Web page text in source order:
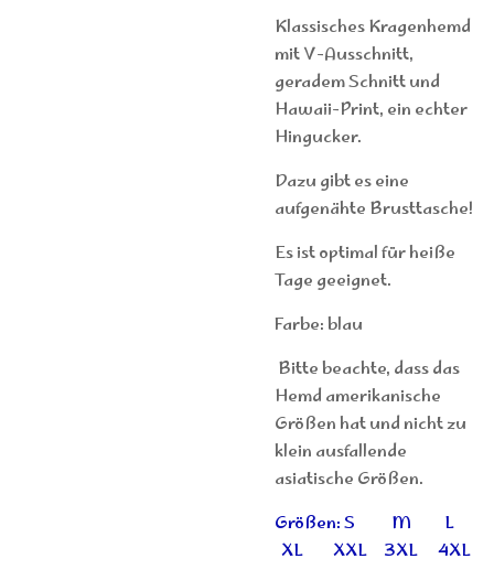
Klassisches Kragenhemd
mit V-Ausschnitt,
geradem Schnitt und
Hawaii-Print, ein echter
Hingucker.
Dazu gibt es eine
aufgenähte Brusttasche!
Es ist optimal für heiße
Tage geeignet.
Farbe: blau
Bitte beachte, dass das
Hemd amerikanische
Größen hat und nicht zu
klein ausfallende
asiatische Größen.
Größen: S M L
XL XXL 3XL 4XL